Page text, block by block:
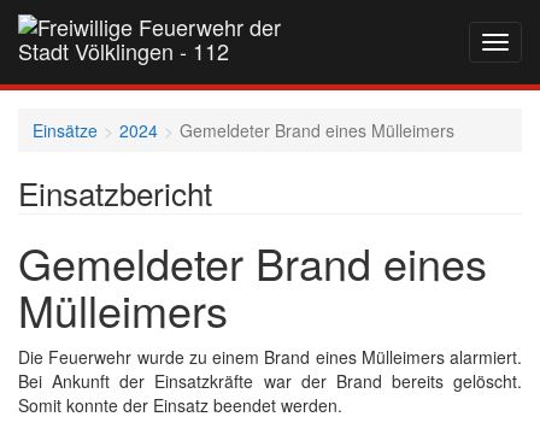
auf-
und
Einsätze 2024 Gemeldeter Brand eines Mülleimers
Einsatzbericht
Gemeldeter Brand eines
Mülleimers
Die Feuerwehr wurde zu einem Brand eines Mülleimers alarmiert.
Bei Ankunft der Einsatzkräfte war der Brand bereits gelöscht.
Somit konnte der Einsatz beendet werden.